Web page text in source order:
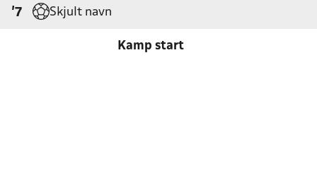
'7 Skjult navn
Kamp start